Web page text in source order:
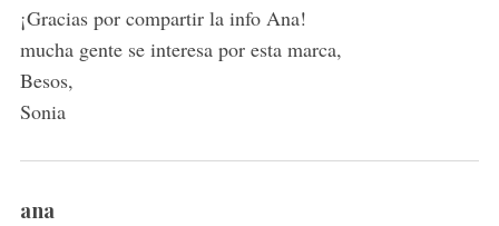
s
:
¡Gracias por compartir la info Ana!
mucha gente se interesa por esta marca,
Besos,
Sonia
s
ana
r